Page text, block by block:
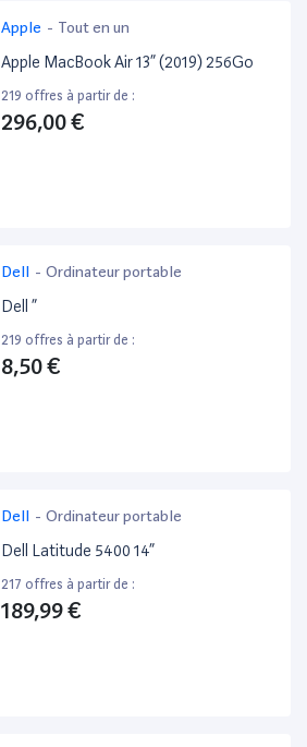
Apple - Tout en un
Apple MacBook Air 13” (2019) 256Go
219 offres à partir de :
296,00 €
Dell - Ordinateur portable
Dell ”
219 offres à partir de :
8,50 €
Dell - Ordinateur portable
Dell Latitude 5400 14”
217 offres à partir de :
189,99 €